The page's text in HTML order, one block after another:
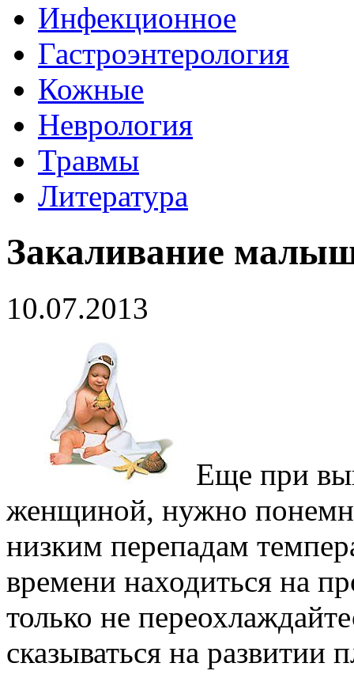
Инфекционное
Гастроэнтерология
Кожные
Неврология
Травмы
Литература
Закаливание
10.07.2013
Еще при
женщиной, нужно
низким перепадам
времени находиться на
только не
сказываться на развитии